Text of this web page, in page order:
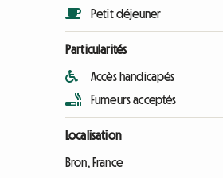
Petit déjeuner
Particularités
Accès handicapés
Fumeurs acceptés
Localisation
Bron, France